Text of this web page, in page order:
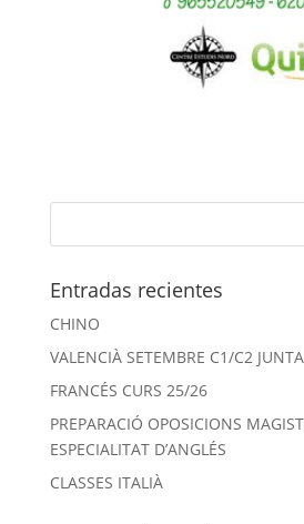
Entradas recientes
CHINO
VALENCIÀ SETEMBRE C1/C2
FRANCÉS CURS 25/26
PREPARACIÓ OPOSICIONS
ESPECIALITAT D’ANGLÉS
CLASSES ITALIÀ